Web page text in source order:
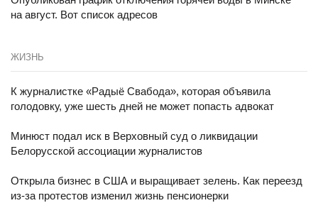
ЖИЗНЬ
К журналистке «Радыё Свабода», которая объявила
голодовку, уже шесть дней не может попасть адвокат
Минюст подал иск в Верховный суд о ликвидации
Белорусской ассоциации журналистов
Открыла бизнес в США и выращивает зелень. Как переезд
из-за протестов изменил жизнь пенсионерки
на август. Вот список адресов